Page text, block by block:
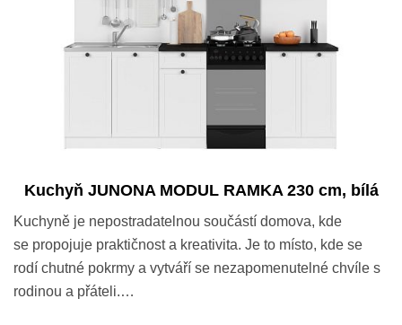
Kuchyň JUNONA MODUL RAMKA 230 cm, bílá
Kuchyně je nepostradatelnou součástí domova, kde
se propojuje praktičnost a kreativita. Je to místo, kde se
rodí chutné pokrmy a vytváří se nezapomenutelné chvíle s
rodinou a přáteli.…